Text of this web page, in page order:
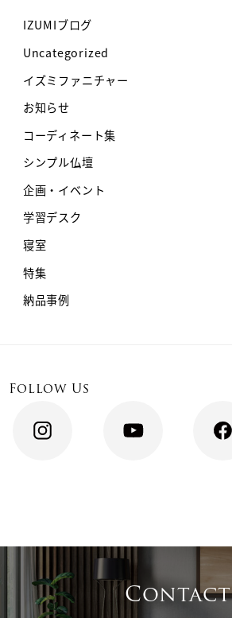
IZUMIブログ
Uncategorized
イズミファニチャー
お知らせ
コーディネート集
シンプル仏壇
企画・イベント
学習デスク
寝室
特集
納品事例
Follow Us
Contact